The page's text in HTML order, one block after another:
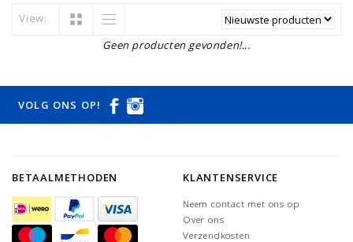
View:
Geen producten gevonden!...
VOLG ONS OP!
BETAALMETHODEN KLANTENSERVICE
Neem contact met ons op
Over ons
Verzendkosten